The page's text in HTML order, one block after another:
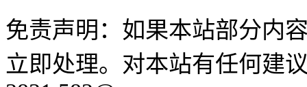
免责声明：如果本站部分内
立即处理。对本站有任何建